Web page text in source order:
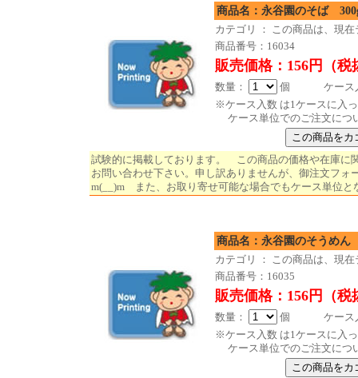
商品名：永谷園のそば
カテゴリ ： この商品は、現
商品番号：16034
販売価格：156円（税
数量：
個 ケース入
※ケース入数 は1ケースに入
ケース単位でのご注文につ
試験的に掲載しております。 この商品の価格や在庫に
お問い合わせ下さい。申し訳ありませんが、御注文フォ
m(__)m また、お取り寄せ可能な場合でもケース単位と
商品名：永谷園のそうめん
カテゴリ ： この商品は、現
商品番号：16035
販売価格：156円（税
数量：
個 ケース入
※ケース入数 は1ケースに入
ケース単位でのご注文につ